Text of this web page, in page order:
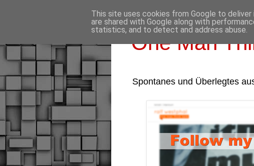
One Man
Spontanes und Überlegtes
This site uses cookies from Google to
are shared with Google along with
statistics, and to detect and address abuse.